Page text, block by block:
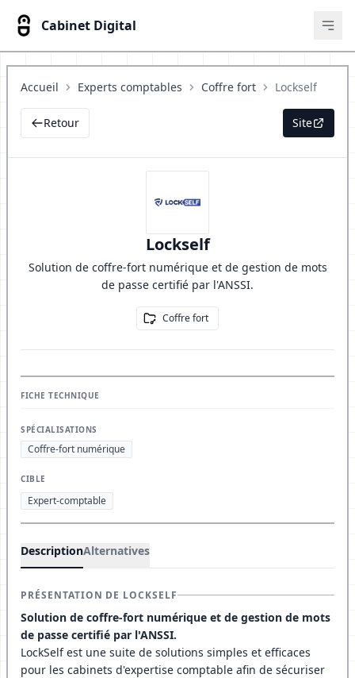
Cabinet Digital
Accueil Experts comptables Coffre fort Lockself
Retour Site
Lockself
Solution de coffre-fort numérique et de gestion de mots
de passe certifié par l'ANSSI.
Coffre fort
FICHE TECHNIQUE
SPÉCIALISATIONS
Coffre-fort numérique
CIBLE
Expert-comptable
DescriptionAlternatives
PRÉSENTATION DE LOCKSELF
Solution de coffre-fort numérique et de gestion de mots
de passe certifié par l'ANSSI.
LockSelf est une suite de solutions simples et efficaces
pour les cabinets d'expertise comptable afin de sécuriser